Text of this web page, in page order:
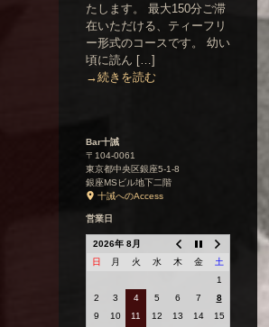
たします。 最大150分ご滞
在いただける、ティーフリ
ー形式のコースです。 幼い
頃に読ん […]
→続きを読む
Bar十誡
〒104-0061
東京都中央区銀座5-1-8
銀座MSビル地下二階
十誡へのAccess
営業日
2026年 8月
日
月 火 水 木 金
土
1
2
3 4 5 6 7
8
9
10 11 12 13 14
15